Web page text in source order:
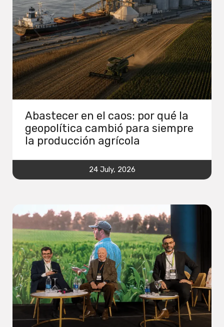
Abastecer en el caos: por qué la
geopolítica cambió para siempre
la producción agrícola
24 July, 2026